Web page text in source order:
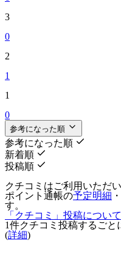
3
0
2
1
1
0
参考になった順
参考になった順
新着順
投稿順
クチコミはご利用いただ
ポイント通帳の予定明細 ・
す。
「クチコミ」投稿につい
1件クチコミ投稿するごと
(詳細)